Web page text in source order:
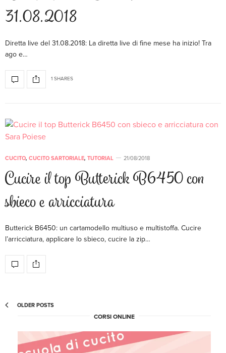
31.08.2018
Diretta live del 31.08.2018: La diretta live di fine mese ha inizio! Tra
ago e…
1 SHARES
CUCITO, CUCITO SARTORIALE, TUTORIAL 21/08/2018
Cucire il top Butterick B6450 con
sbieco e arricciatura
Butterick B6450: un cartamodello multiuso e multistoffa. Cucire
l’arricciatura, applicare lo sbieco, cucire la zip…
OLDER POSTS
CORSI ONLINE